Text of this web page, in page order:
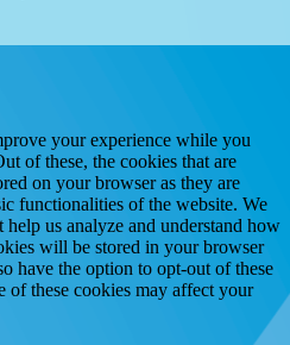
your experience while you
of these, the cookies that are
on your browser as they are
functionalities of the website. We
us analyze and understand how
will be stored in your browser
have the option to opt-out of these
of these cookies may affect your